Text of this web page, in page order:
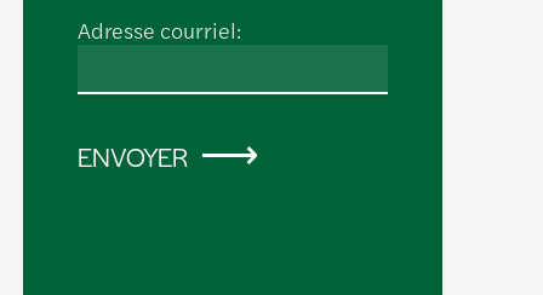
Adresse courriel:
ENVOYER